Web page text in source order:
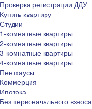
Проверка регистрации ДДУ
Купить квартиру
Студии
1-комнатные квартиры
2-комнатные квартиры
3-комнатные квартиры
4-комнатные квартиры
Пентхаусы
Коммерция
Ипотека
Без первоначального взноса